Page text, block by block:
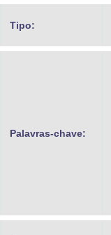
Tipo:
Palavras-chave: